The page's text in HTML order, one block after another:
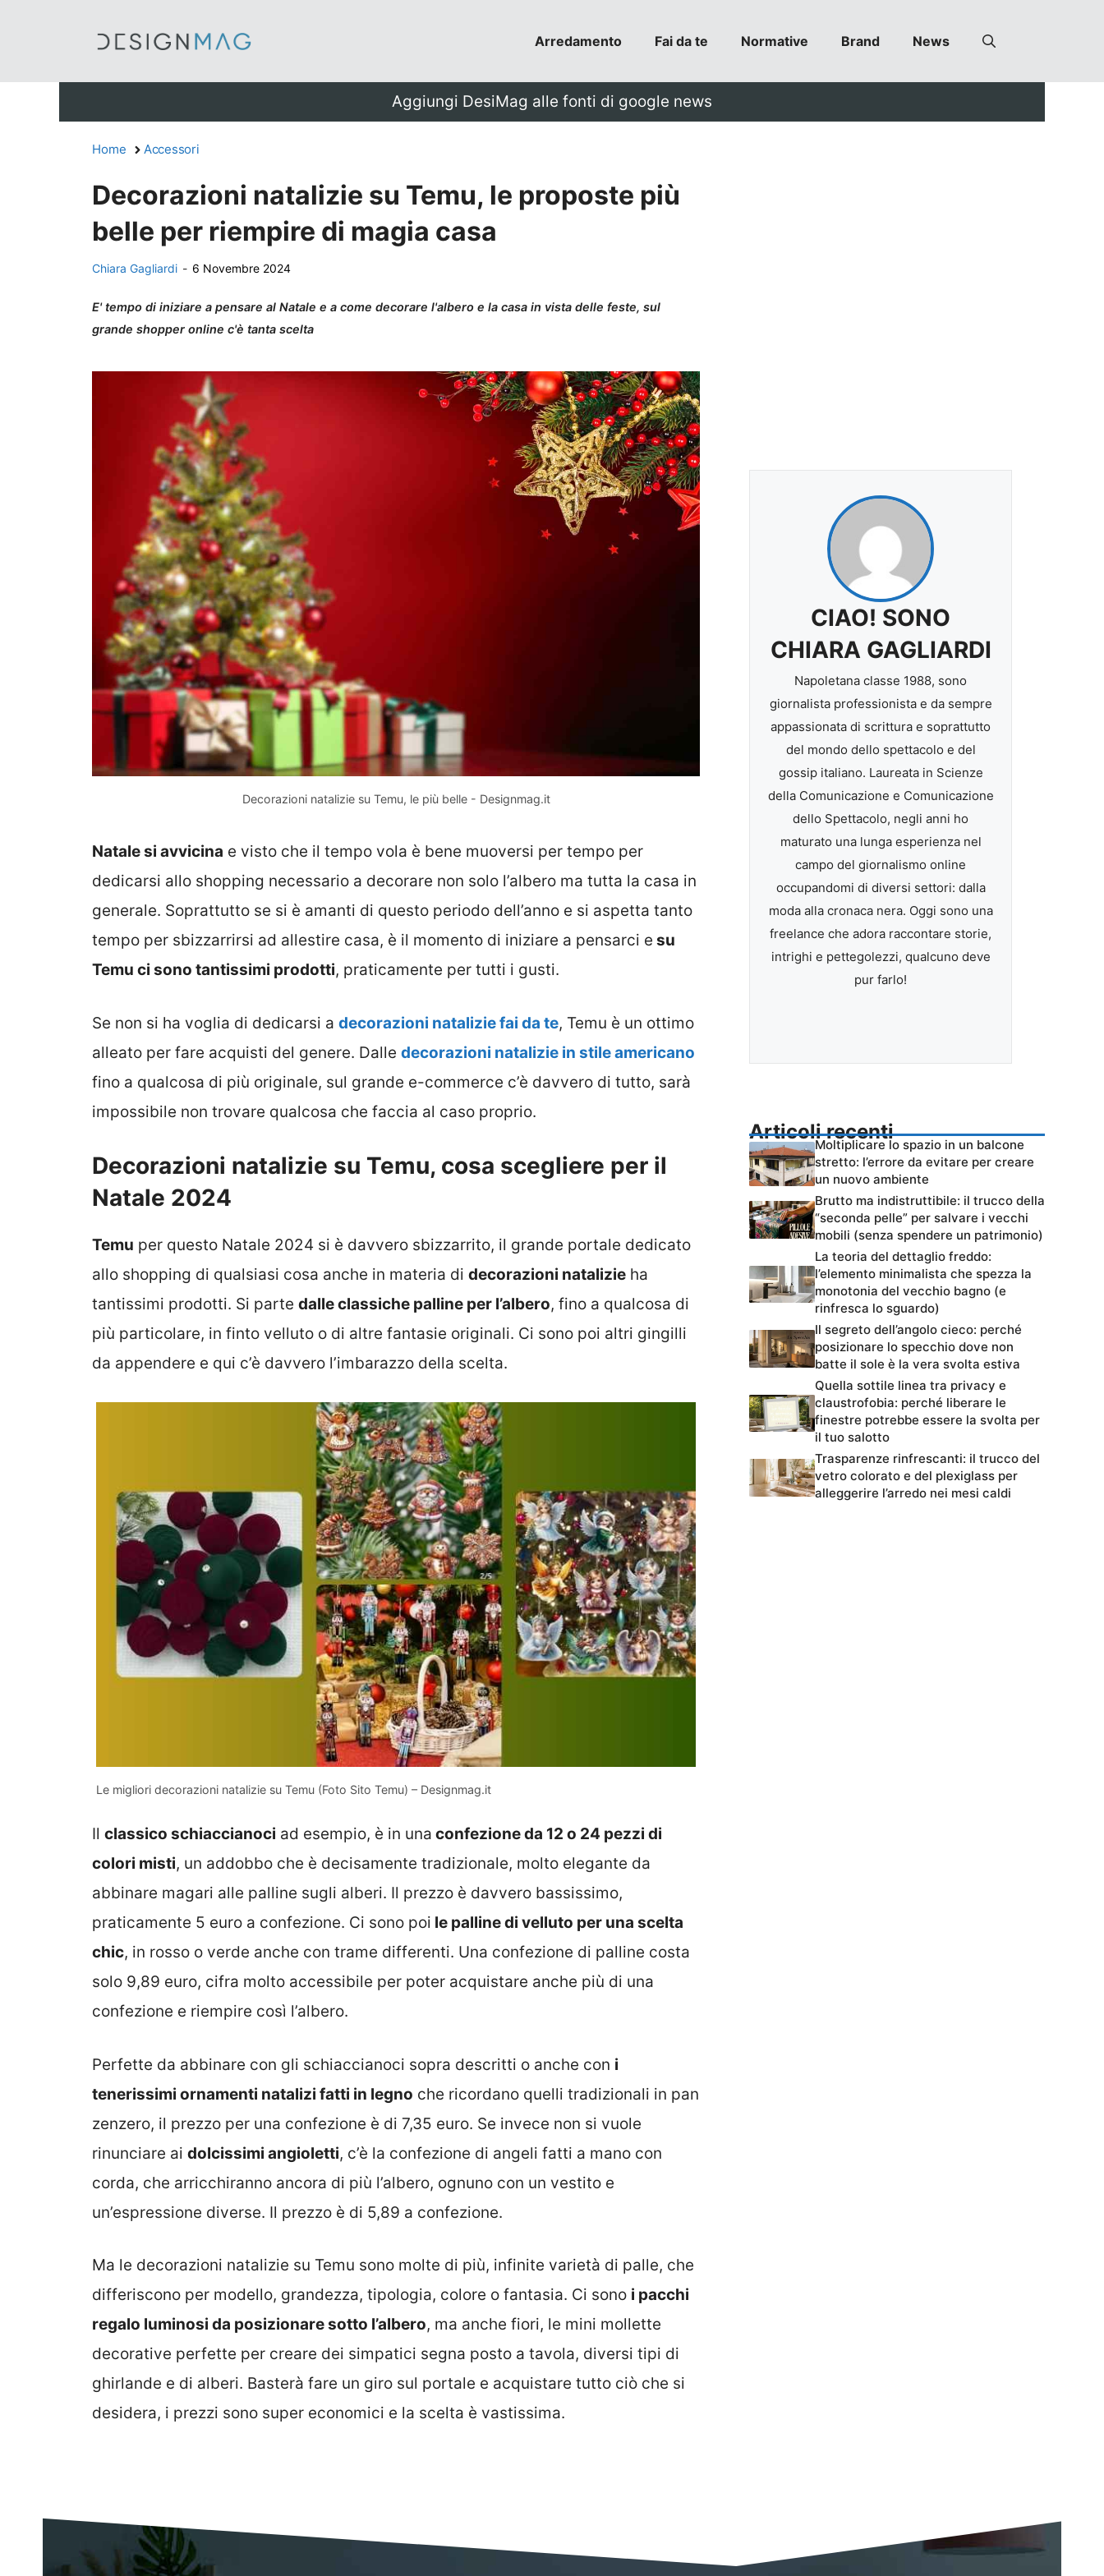
Arredamento Fai da te Normative Brand News
Aggiungi DesiMag alle fonti di google news
Home Accessori
Decorazioni natalizie su Temu, le proposte più
belle per riempire di magia casa
Chiara Gagliardi - 6 Novembre 2024
E' tempo di iniziare a pensare al Natale e a come decorare l'albero e la casa in vista delle feste, sul
grande shopper online c'è tanta scelta
Decorazioni natalizie su Temu, le più belle - Designmag.it
Natale si avvicina e visto che il tempo vola è bene muoversi per tempo per
dedicarsi allo shopping necessario a decorare non solo l’albero ma tutta la casa in
generale. Soprattutto se si è amanti di questo periodo dell’anno e si aspetta tanto
tempo per sbizzarrirsi ad allestire casa, è il momento di iniziare a pensarci e su
Temu ci sono tantissimi prodotti, praticamente per tutti i gusti.
Se non si ha voglia di dedicarsi a decorazioni natalizie fai da te, Temu è un ottimo
alleato per fare acquisti del genere. Dalle decorazioni natalizie in stile americano
fino a qualcosa di più originale, sul grande e-commerce c’è davvero di tutto, sarà
impossibile non trovare qualcosa che faccia al caso proprio.
Decorazioni natalizie su Temu, cosa scegliere per il
Natale 2024
Temu per questo Natale 2024 si è davvero sbizzarrito, il grande portale dedicato
allo shopping di qualsiasi cosa anche in materia di decorazioni natalizie ha
tantissimi prodotti. Si parte dalle classiche palline per l’albero, fino a qualcosa di
più particolare, in finto velluto o di altre fantasie originali. Ci sono poi altri gingilli
da appendere e qui c’è davvero l’imbarazzo della scelta.
Le migliori decorazioni natalizie su Temu (Foto Sito Temu) – Designmag.it
Il classico schiaccianoci ad esempio, è in una confezione da 12 o 24 pezzi di
colori misti, un addobbo che è decisamente tradizionale, molto elegante da
abbinare magari alle palline sugli alberi. Il prezzo è davvero bassissimo,
praticamente 5 euro a confezione. Ci sono poi le palline di velluto per una scelta
chic, in rosso o verde anche con trame differenti. Una confezione di palline costa
solo 9,89 euro, cifra molto accessibile per poter acquistare anche più di una
confezione e riempire così l’albero.
Perfette da abbinare con gli schiaccianoci sopra descritti o anche con i
tenerissimi ornamenti natalizi fatti in legno che ricordano quelli tradizionali in pan
zenzero, il prezzo per una confezione è di 7,35 euro. Se invece non si vuole
rinunciare ai dolcissimi angioletti, c’è la confezione di angeli fatti a mano con
corda, che arricchiranno ancora di più l’albero, ognuno con un vestito e
un’espressione diverse. Il prezzo è di 5,89 a confezione.
Ma le decorazioni natalizie su Temu sono molte di più, infinite varietà di palle, che
differiscono per modello, grandezza, tipologia, colore o fantasia. Ci sono i pacchi
regalo luminosi da posizionare sotto l’albero, ma anche fiori, le mini mollette
decorative perfette per creare dei simpatici segna posto a tavola, diversi tipi di
ghirlande e di alberi. Basterà fare un giro sul portale e acquistare tutto ciò che si
desidera, i prezzi sono super economici e la scelta è vastissima.
CIAO! SONO
CHIARA GAGLIARDI
Napoletana classe 1988, sono
giornalista professionista e da sempre
appassionata di scrittura e soprattutto
del mondo dello spettacolo e del
gossip italiano. Laureata in Scienze
della Comunicazione e Comunicazione
dello Spettacolo, negli anni ho
maturato una lunga esperienza nel
campo del giornalismo online
occupandomi di diversi settori: dalla
moda alla cronaca nera. Oggi sono una
freelance che adora raccontare storie,
intrighi e pettegolezzi, qualcuno deve
pur farlo!
Articoli recenti
Moltiplicare lo spazio in un balcone
stretto: l’errore da evitare per creare
un nuovo ambiente
Brutto ma indistruttibile: il trucco della
“seconda pelle” per salvare i vecchi
mobili (senza spendere un patrimonio)
La teoria del dettaglio freddo:
l’elemento minimalista che spezza la
monotonia del vecchio bagno (e
rinfresca lo sguardo)
Il segreto dell’angolo cieco: perché
posizionare lo specchio dove non
batte il sole è la vera svolta estiva
Quella sottile linea tra privacy e
claustrofobia: perché liberare le
finestre potrebbe essere la svolta per
il tuo salotto
Trasparenze rinfrescanti: il trucco del
vetro colorato e del plexiglass per
alleggerire l’arredo nei mesi caldi